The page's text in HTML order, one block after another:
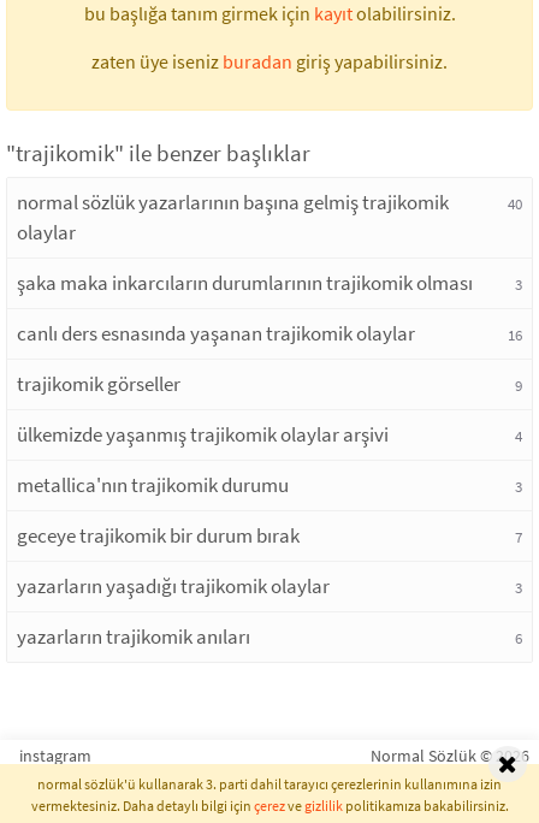
bu başlığa tanım girmek için kayıtolabilirsiniz.
zaten üye iseniz buradan giriş yapabilirsiniz.
"trajikomik" ile benzer başlıklar
normal sözlük yazarlarının başına gelmiş trajikomik
olaylar
40
şaka maka inkarcıların durumlarının trajikomik olması 3
canlı ders esnasında yaşanan trajikomik olaylar 16
trajikomik görseller 9
ülkemizde yaşanmış trajikomik olaylar arşivi 4
metallica'nın trajikomik durumu 3
geceye trajikomik bir durum bırak 7
yazarların yaşadığı trajikomik olaylar 3
yazarların trajikomik anıları 6
instagram Normal Sözlük © 2026
normal sözlük'ü kullanarak 3. parti dahil tarayıcı çerezlerinin kullanımına izin
vermektesiniz. Daha detaylı bilgi için çerezvegizlilikpolitikamıza bakabilirsiniz.